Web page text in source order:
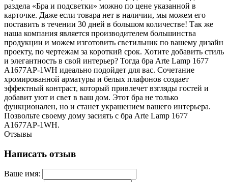
раздела «Бра и подсветки» можно по цене указанной в
карточке. Даже если товара нет в наличии, мы можем его
поставить в течении 30 дней в большом количестве! Так же
наша компания является производителем большинства
продукции и можем изготовить светильник по вашему дизайн
проекту, по чертежам за короткий срок. Хотите добавить стиль
и элегантность в свой интерьер? Тогда бра Arte Lamp 1677
A1677AP-1WH идеально подойдет для вас. Сочетание
хромированной арматуры и белых плафонов создает
эффектный контраст, который привлечет взгляды гостей и
добавит уют и свет в ваш дом. Этот бра не только
функционален, но и станет украшением вашего интерьера.
Позвольте своему дому засиять с бра Arte Lamp 1677
A1677AP-1WH.
Отзывы
Написать отзыв
Ваше имя: